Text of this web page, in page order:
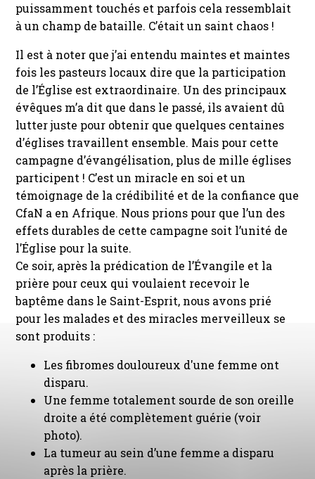
puissamment touchés et parfois cela ressemblait
à un champ de bataille. C’était un saint chaos !
Il est à noter que j’ai entendu maintes et maintes
fois les pasteurs locaux dire que la participation
de l’Église est extraordinaire. Un des principaux
évêques m’a dit que dans le passé, ils avaient dû
lutter juste pour obtenir que quelques centaines
d’églises travaillent ensemble. Mais pour cette
campagne d’évangélisation, plus de mille églises
participent ! C’est un miracle en soi et un
témoignage de la crédibilité et de la confiance que
CfaN a en Afrique. Nous prions pour que l’un des
effets durables de cette campagne soit l’unité de
l’Église pour la suite.
Ce soir, après la prédication de l’Évangile et la
prière pour ceux qui voulaient recevoir le
baptême dans le Saint-Esprit, nous avons prié
pour les malades et des miracles merveilleux se
sont produits :
Les fibromes douloureux d'une femme ont
disparu.
Une femme totalement sourde de son oreille
droite a été complètement guérie (voir
photo).
La tumeur au sein d’une femme a disparu
après la prière.